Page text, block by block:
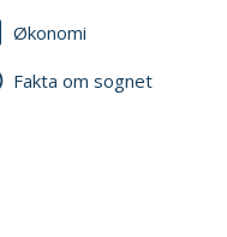
Økonomi
Fakta om sognet